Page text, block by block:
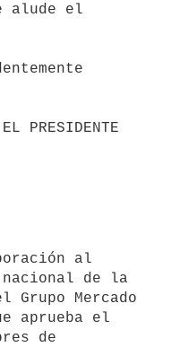
alude el
de la
Grupo Mercado
aprueba el
de